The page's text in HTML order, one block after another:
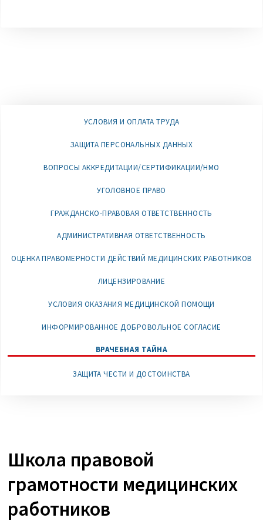
УСЛОВИЯ И ОПЛАТА ТРУДА
ЗАЩИТА ПЕРСОНАЛЬНЫХ ДАННЫХ
ВОПРОСЫ АККРЕДИТАЦИИ/СЕРТИФИКАЦИИ/НМО
УГОЛОВНОЕ ПРАВО
ГРАЖДАНСКО-ПРАВОВАЯ ОТВЕТСТВЕННОСТЬ
АДМИНИСТРАТИВНАЯ ОТВЕТСТВЕННОСТЬ
ОЦЕНКА ПРАВОМЕРНОСТИ ДЕЙСТВИЙ МЕДИЦИНСКИХ РАБОТНИКОВ
ЛИЦЕНЗИРОВАНИЕ
УСЛОВИЯ ОКАЗАНИЯ МЕДИЦИНСКОЙ ПОМОЩИ
ИНФОРМИРОВАННОЕ ДОБРОВОЛЬНОЕ СОГЛАСИЕ
ВРАЧЕБНАЯ ТАЙНА
ЗАЩИТА ЧЕСТИ И ДОСТОИНСТВА
Школа правовой
грамотности медицинских
работников